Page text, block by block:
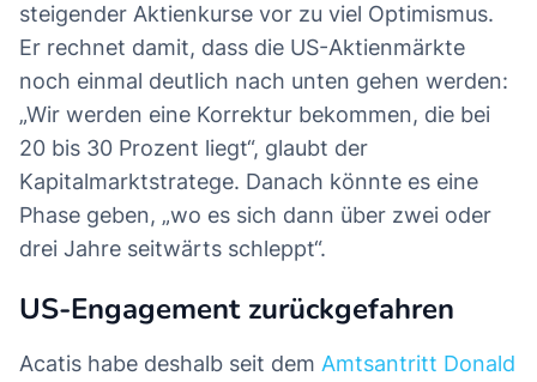
steigender Aktienkurse vor zu viel Optimismus.
Er rechnet damit, dass die US-Aktienmärkte
noch einmal deutlich nach unten gehen werden:
„Wir werden eine Korrektur bekommen, die bei
20 bis 30 Prozent liegt“, glaubt der
Kapitalmarktstratege. Danach könnte es eine
Phase geben, „wo es sich dann über zwei oder
drei Jahre seitwärts schleppt“.
US-Engagement zurückgefahren
Acatis habe deshalb seit dem Amtsantritt Donald